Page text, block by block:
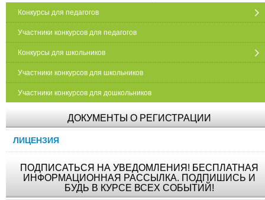
Конкурсы для педагогов
Участники конкурсов для педагогов
Конкурсы для школьников
Участники конкурсов для школьников
Участники конкурсов для дошкольников
ДОКУМЕНТЫ О РЕГИСТРАЦИИ
ЛИЦЕНЗИЯ
ПОДПИСАТЬСЯ НА УВЕДОМЛЕНИЯ! БЕСПЛАТНАЯ
ИНФОРМАЦИОННАЯ РАССЫЛКА. ПОДПИШИСЬ И
БУДЬ В КУРСЕ ВСЕХ СОБЫТИЙ!